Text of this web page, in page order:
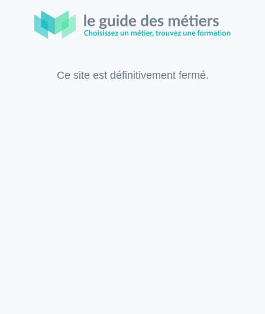
Ce site est définitivement fermé.